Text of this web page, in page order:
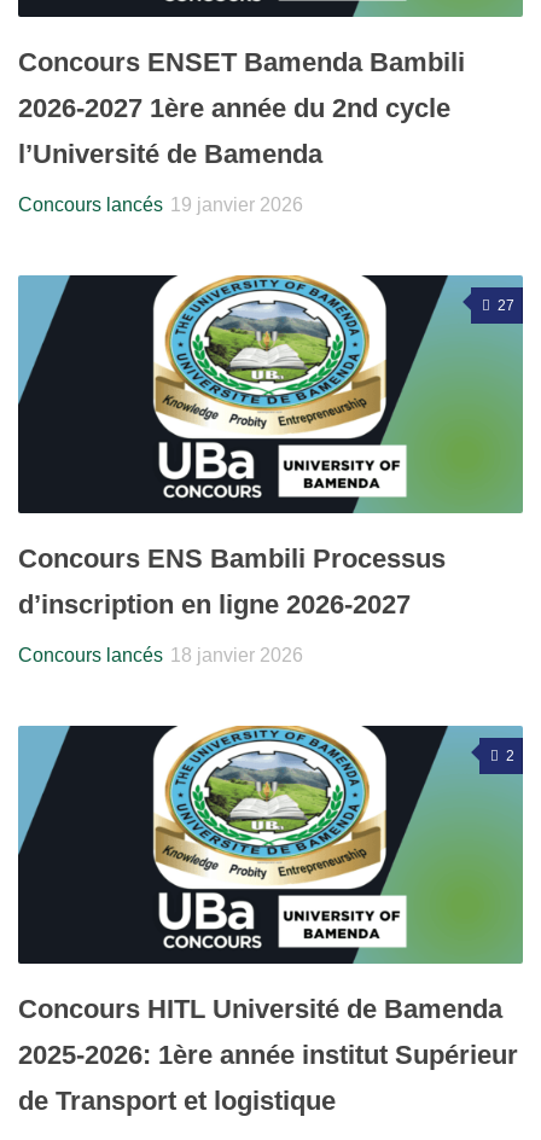
Concours ENSET Bamenda Bambili
2026-2027 1ère année du 2nd cycle
l’Université de Bamenda
Concours lancés 19 janvier 2026
27
Concours ENS Bambili Processus
d’inscription en ligne 2026-2027
Concours lancés 18 janvier 2026
2
Concours HITL Université de Bamenda
2025-2026: 1ère année institut Supérieur
de Transport et logistique